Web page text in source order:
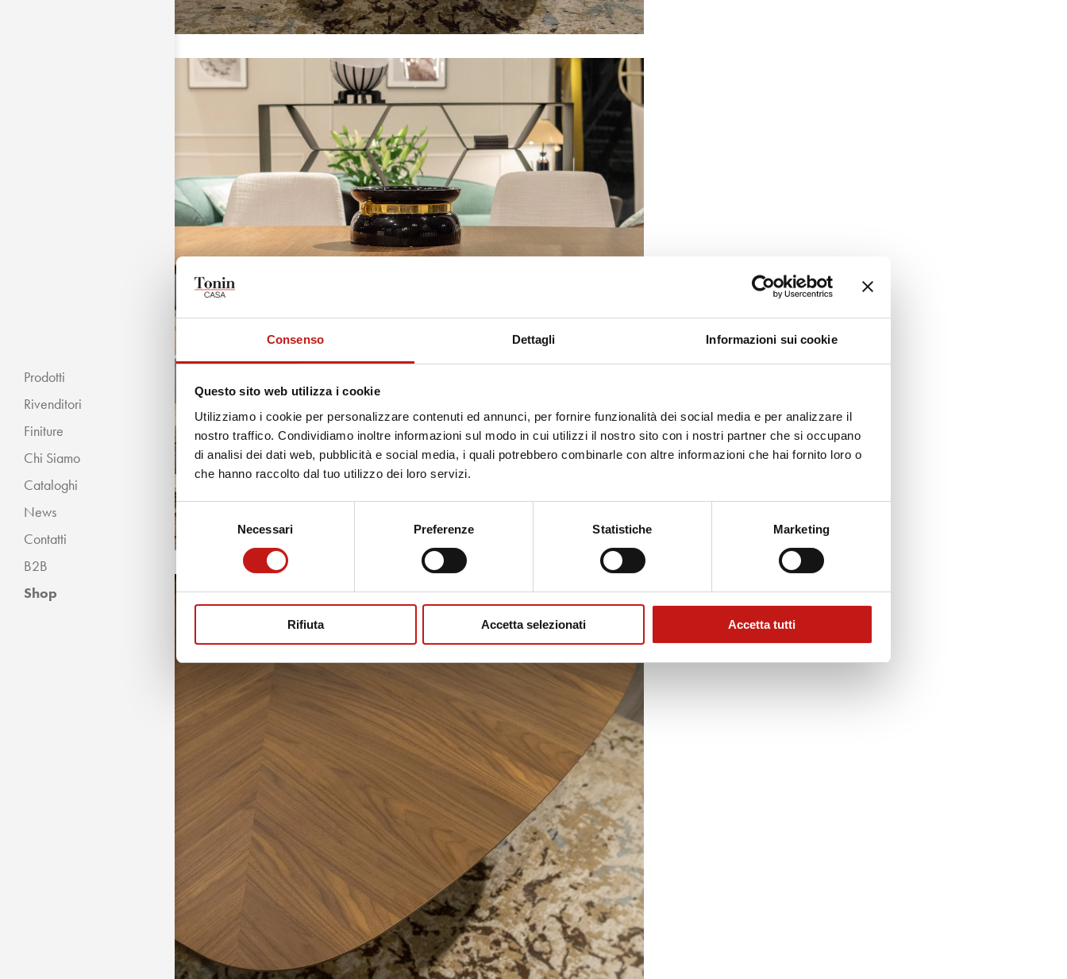
Consenso Dettagli Informazioni sui cookie
Questo sito web utilizza i cookie
Utilizziamo i cookie per personalizzare contenuti ed annunci, per fornire funzionalità dei social media e per analizzare il
nostro traffico. Condividiamo inoltre informazioni sul modo in cui utilizzi il nostro sito con i nostri partner che si occupano
di analisi dei dati web, pubblicità e social media, i quali potrebbero combinarle con altre informazioni che hai fornito loro o
che hanno raccolto dal tuo utilizzo dei loro servizi.
Selezione
del
consenso
Necessari Preferenze Statistiche Marketing
Rifiuta Accetta selezionati Accetta tutti
Prodotti
Rivenditori
Finiture
Chi Siamo
Cataloghi
News
Contatti
B2B
Shop
« INDIETRO